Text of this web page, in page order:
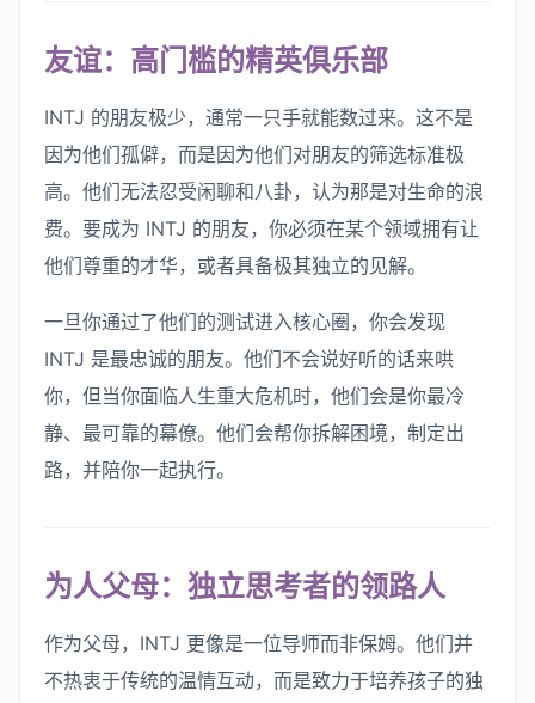
友谊：高门槛的精英俱乐部
INTJ 的朋友极少，通常一只手就能数过来。这不是
因为他们孤僻，而是因为他们对朋友的筛选标准极
高。他们无法忍受闲聊和八卦，认为那是对生命的浪
费。要成为 INTJ 的朋友，你必须在某个领域拥有让
他们尊重的才华，或者具备极其独立的见解。
一旦你通过了他们的测试进入核心圈，你会发现
INTJ 是最忠诚的朋友。他们不会说好听的话来哄
你，但当你面临人生重大危机时，他们会是你最冷
静、最可靠的幕僚。他们会帮你拆解困境，制定出
路，并陪你一起执行。
为人父母：独立思考者的领路人
作为父母，INTJ 更像是一位导师而非保姆。他们并
不热衷于传统的温情互动，而是致力于培养孩子的独